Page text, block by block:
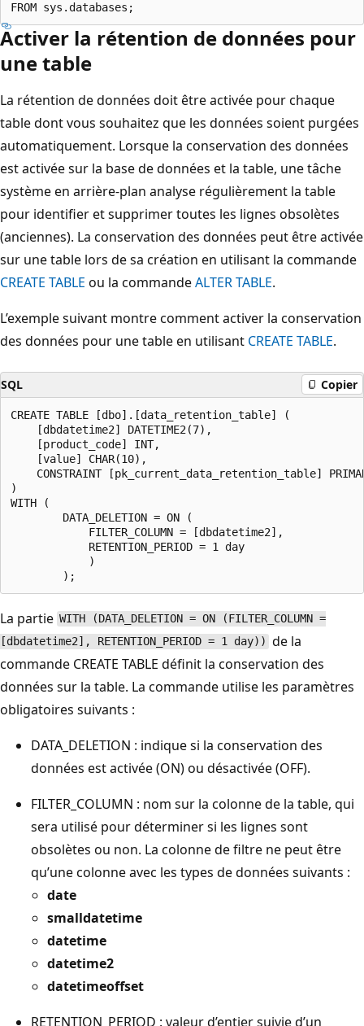
Activer la rétention de données pour
une table
La rétention de données doit être activée pour chaque
table dont vous souhaitez que les données soient purgées
automatiquement. Lorsque la conservation des données
est activée sur la base de données et la table, une tâche
système en arrière-plan analyse régulièrement la table
pour identifier et supprimer toutes les lignes obsolètes
(anciennes). La conservation des données peut être activée
sur une table lors de sa création en utilisant la commande
CREATE TABLE ou la commandeALTER TABLE.
L’exemple suivant montre comment activer la conservation
des données pour une table en utilisant CREATE TABLE.
SQL Copier
CREATE TABLE [dbo].[data_retention_table] (
    [dbdatetime2] DATETIME2(7),
    [product_code] INT,
    [value] CHAR(10),
CONSTRAINT [pk_current_data_retention_table]
)
WITH (
        DATA_DELETION = ON (
            FILTER_COLUMN = [dbdatetime2],
            RETENTION_PERIOD = 1 day
            )
La partie WITH (DATA_DELETION = ON (FILTER_COLUMN =
[dbdatetime2], RETENTION_PERIOD = 1 day)) de la
commande CREATE TABLE définit la conservation des
données sur la table. La commande utilise les paramètres
obligatoires suivants :
DATA_DELETION : indique si la conservation des
données est activée (ON) ou désactivée (OFF).
FILTER_COLUMN : nom sur la colonne de la table, qui
sera utilisé pour déterminer si les lignes sont
obsolètes ou non. La colonne de filtre ne peut être
qu’une colonne avec les types de données suivants :
date
smalldatetime
datetime
datetime2
datetimeoffset
RETENTION_PERIOD : valeur d’entier suivie d’un